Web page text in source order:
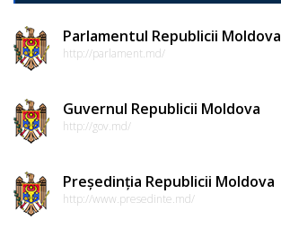
Parlamentul Republicii Moldova
http://parlament.md/
Guvernul Republicii Moldova
http://gov.md/
Președinția Republicii Moldova
http://www.presedinte.md/